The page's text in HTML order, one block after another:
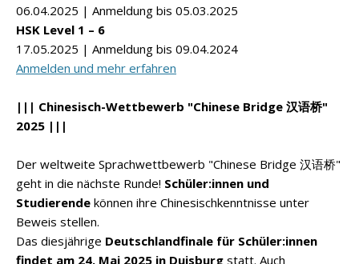
06.04.2025 | Anmeldung bis 05.03.2025
HSK Level 1 – 6
17.05.2025 | Anmeldung bis 09.04.2024
Anmelden und mehr erfahren
||| Chinesisch-Wettbewerb "Chinese Bridge 汉语桥"
2025 |||
Der weltweite Sprachwettbewerb "Chinese Bridge 汉语桥"
geht in die nächste Runde! Schüler:innen und
Studierende können ihre Chinesischkenntnisse unter
Beweis stellen.
Das diesjährige Deutschlandfinale für Schüler:innen
findet am 24. Mai 2025 in Duisburg statt. Auch